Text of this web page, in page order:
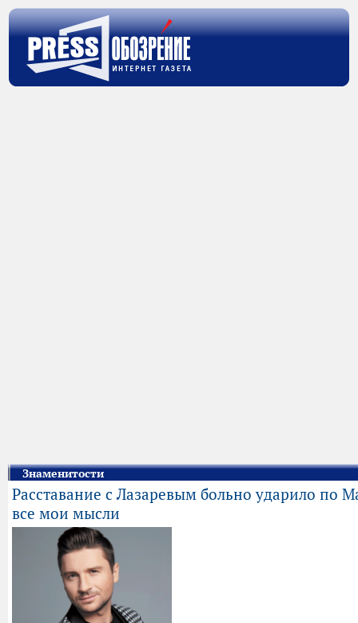
Знаменитости
Расставание с Лазаревым больно ударило по
все мои мысли